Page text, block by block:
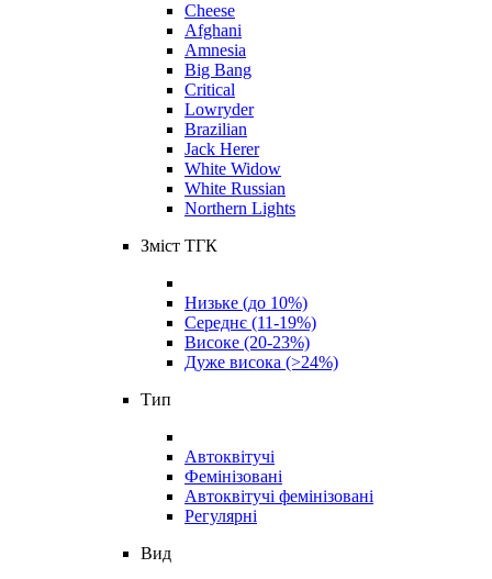
Cheese
Afghani
Amnesia
Big Bang
Critical
Lowryder
Brazilian
Jack Herer
White Widow
White Russian
Northern Lights
Зміст ТГК
Низьке (до 10%)
Середнє (11-19%)
Високе (20-23%)
Дуже висока (>24%)
Тип
Автоквітучі
Фемінізовані
Автоквітучі фемінізовані
Регулярні
Вид